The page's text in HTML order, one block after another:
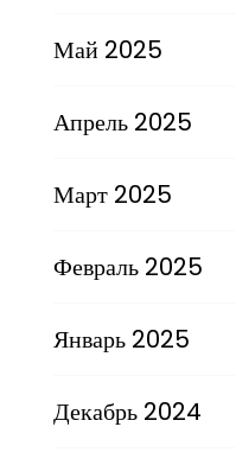
Май 2025
Апрель 2025
Март 2025
Февраль 2025
Январь 2025
Декабрь 2024